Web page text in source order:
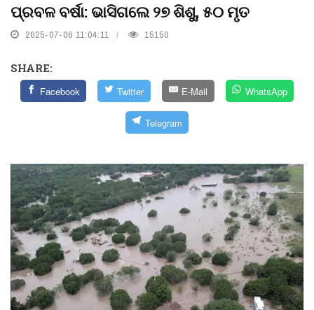
ପ୍ରବଳ ବର୍ଷା: ଭାସିଗଲେ ୨୭ ଶିଶୁ, ୫୦ ମୃତ
2025-07-06 11:04:11 15150
SHARE:
Facebook Twitter E-Mail WhatsApp
Telegram